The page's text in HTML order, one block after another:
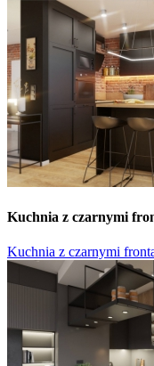
Kuchnia z czarnymi
Kuchnia z czarnymi